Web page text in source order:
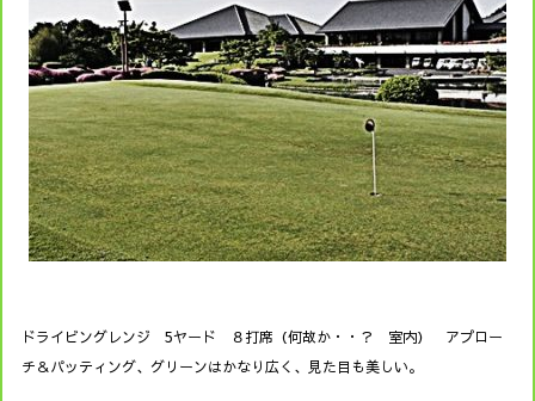
ドライビングレンジ 5ヤード ８打席（何故か・・？ 室内） アプロー
チ＆パッティング、グリーンはかなり広く、見た目も美しい。